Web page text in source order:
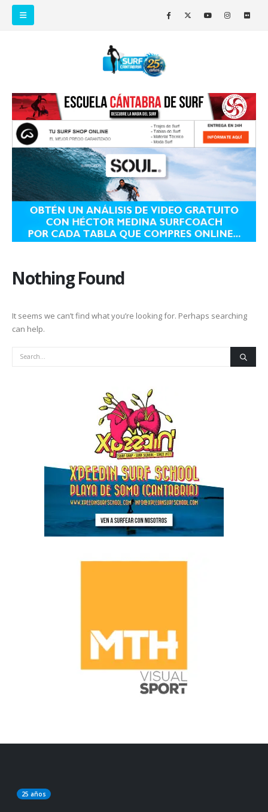
Nothing Found
It seems we can’t find what you’re looking for. Perhaps searching
can help.
25 años